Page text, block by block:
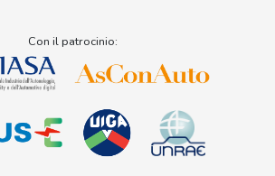
Con il patrocinio: